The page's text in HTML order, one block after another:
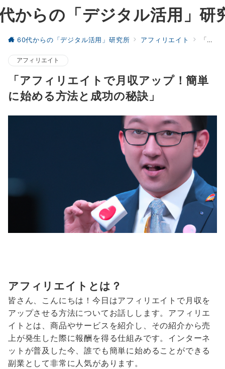
からの「デジタル活用」研
60代からの「デジタル活用」研究所 アフィリエイト 「アフィリエイトで月収アップ！簡単に始める方法と成功の秘訣」
アフィリエイト
「アフィリエイトで月収アップ！簡単
に始める方法と成功の秘訣」
アフィリエイトとは？
皆さん、こんにちは！今日はアフィリエイトで月収を
アップさせる方法についてお話しします。アフィリエ
イトとは、商品やサービスを紹介し、その紹介から売
上が発生した際に報酬を得る仕組みです。インターネ
ットが普及した今、誰でも簡単に始めることができる
副業として非常に人気があります。